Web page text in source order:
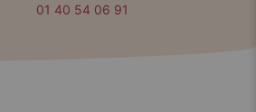
01 40 54 06 91